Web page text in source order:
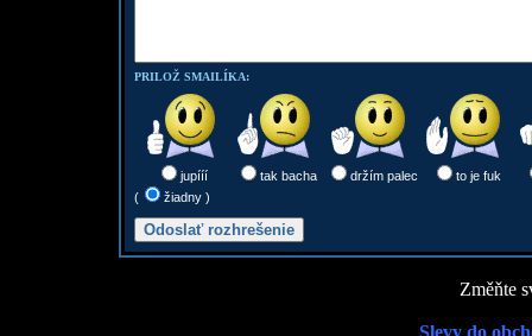
PRILOŽ SMAILÍKA:
jupííí tak bacha držím palec
to je fuk
(
žiadny )
Změňte
Slevy do